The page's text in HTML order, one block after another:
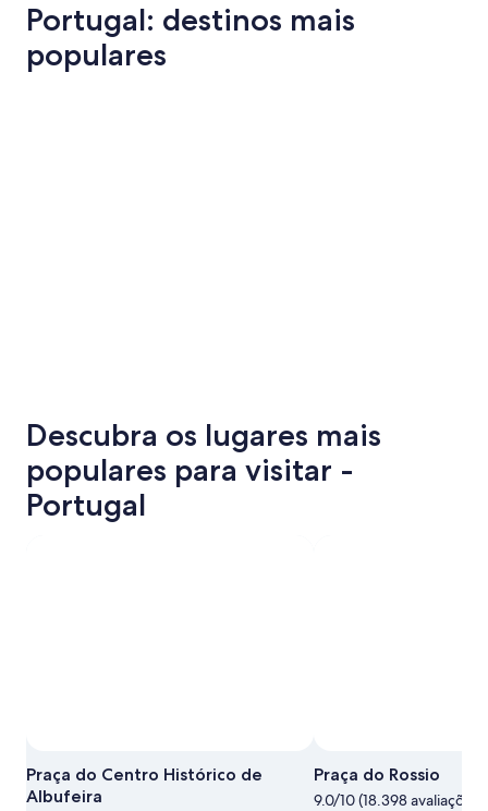
Portugal: destinos mais
populares
Descubra os lugares mais
populares para visitar -
Portugal
Praça do Centro Histórico de
Albufeira
Praça do Rossio
9.0/10 (18.398 avaliações)